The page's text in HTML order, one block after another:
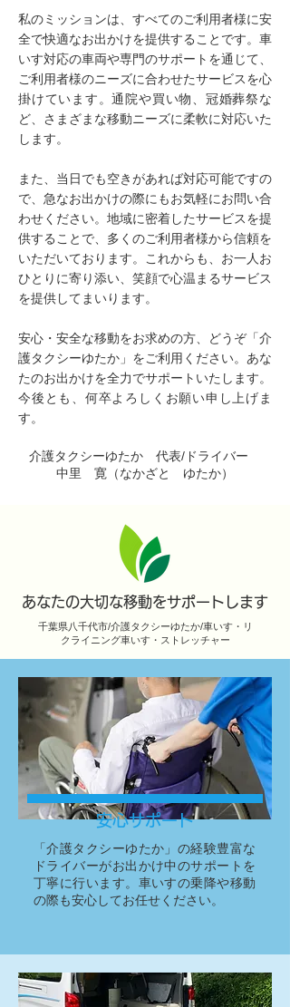
私のミッションは、すべてのご利用者様に安
全で快適なお出かけを提供することです。車
いす対応の車両や専門のサポートを通じて、
ご利用者様のニーズに合わせたサービスを心
掛けています。通院や買い物、冠婚葬祭な
ど、さまざまな移動ニーズに柔軟に対応いた
します。
また、当日でも空きがあれば対応可能ですの
で、急なお出かけの際にもお気軽にお問い合
わせください。地域に密着したサービスを提
供することで、多くのご利用者様から信頼を
いただいております。これからも、お一人お
ひとりに寄り添い、笑顔で心温まるサービス
を提供してまいります。
安心・安全な移動をお求めの方、どうぞ「介
護タクシーゆたか」をご利用ください。あな
たのお出かけを全力でサポートいたします。
今後とも、何卒よろしくお願い申し上げま
す。
介護タクシーゆたか 代表/ドライバー
中里 寛（なかざと ゆたか）
あなたの大切な移動をサポートします
千葉県八千代市/介護タクシーゆたか/車いす・リ
クライニング車いす・ストレッチャー
安心サポート
「介護タクシーゆたか」の経験豊富な
ドライバーがお出かけ中のサポートを
丁寧に行います。車いすの乗降や移動
の際も安心してお任せください。​